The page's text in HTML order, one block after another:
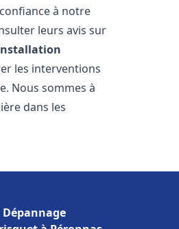
à notre
leurs avis sur
les interventions
Nous sommes à
dans les